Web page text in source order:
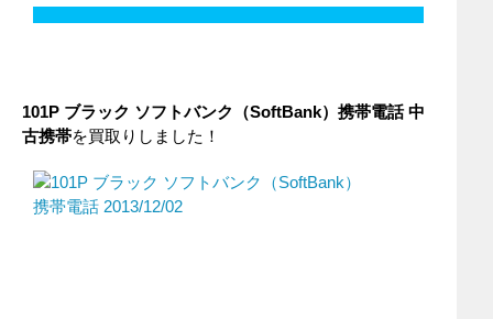
101P ブラック ソフトバンク（SoftBank）携帯電話中
古携帯を買取りしました！